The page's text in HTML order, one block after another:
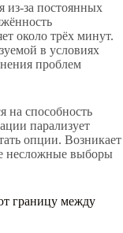
из-за постоянных
около трёх минут.
в условиях
проблем
на способность
парализует
опции. Возникает
несложные выборы
границу между